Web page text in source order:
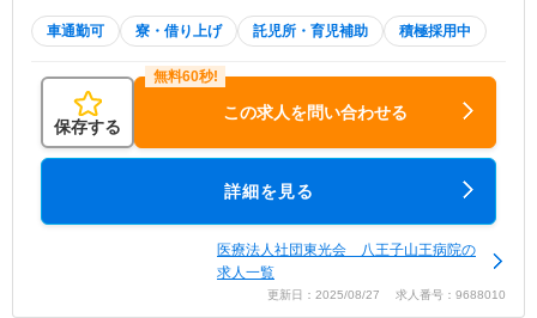
車通勤可 寮・借り上げ 託児所・育児補助 積極採用中
保存する
この求人を問い合わせる
詳細を見る
医療法人社団東光会 八王子山王病院の
求人一覧
更新日：2025/08/27 求人番号：9688010